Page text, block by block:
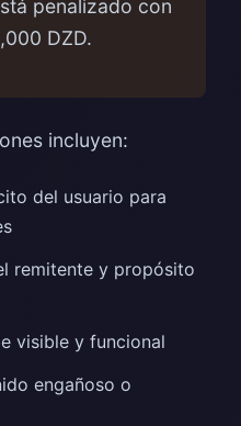
penalizado con
DZD.
incluyen:
del usuario para
remitente y propósito
visible y funcional
engañoso o